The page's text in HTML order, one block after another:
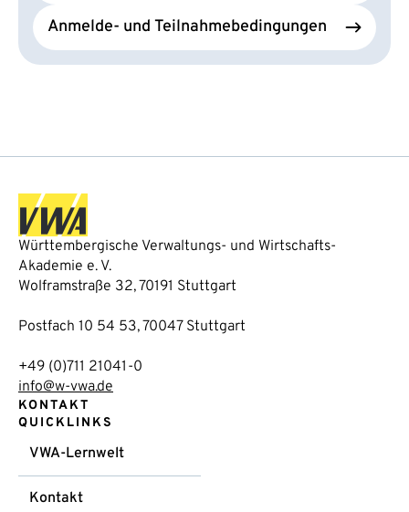
Anmelde- und Teilnahmebedingungen
Württembergische Verwaltungs- und Wirtschafts-
Akademie e. V.
Wolframstraße 32, 70191 Stuttgart
Postfach 10 54 53, 70047 Stuttgart
+49 (0)711 21041-0
info@w-vwa.de
KONTAKT
QUICKLINKS
VWA-Lernwelt
Kontakt